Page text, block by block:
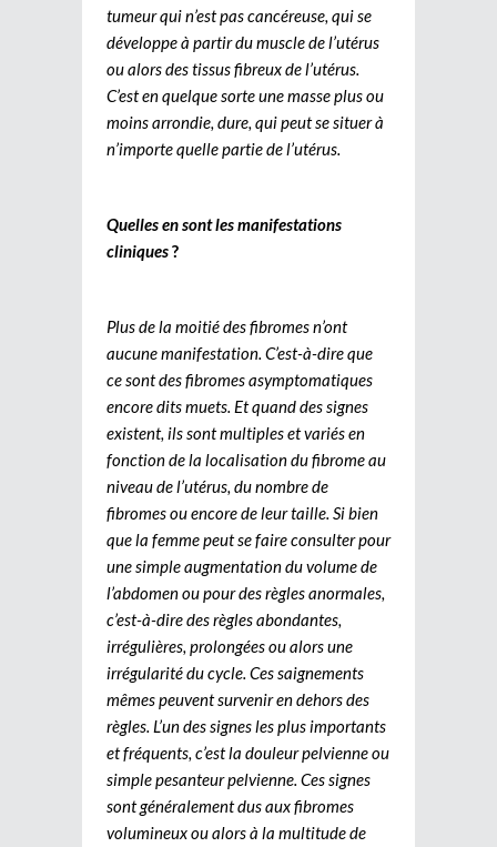
tumeur qui n’est pas cancéreuse, qui se
développe à partir du muscle de l’utérus
ou alors des tissus fibreux de l’utérus.
C’est en quelque sorte une masse plus ou
moins arrondie, dure, qui peut se situer à
n’importe quelle partie de l’utérus.
Quelles en sont les manifestations
cliniques?
Plus de la moitié des fibromes n’ont
aucune manifestation. C’est-à-dire que
ce sont des fibromes asymptomatiques
encore dits muets. Et quand des signes
existent, ils sont multiples et variés en
fonction de la localisation du fibrome au
niveau de l’utérus, du nombre de
fibromes ou encore de leur taille. Si bien
que la femme peut se faire consulter pour
une simple augmentation du volume de
l’abdomen ou pour des règles anormales,
c’est-à-dire des règles abondantes,
irrégulières, prolongées ou alors une
irrégularité du cycle. Ces saignements
mêmes peuvent survenir en dehors des
règles. L’un des signes les plus importants
et fréquents, c’est la douleur pelvienne ou
simple pesanteur pelvienne. Ces signes
sont généralement dus aux fibromes
volumineux ou alors à la multitude de